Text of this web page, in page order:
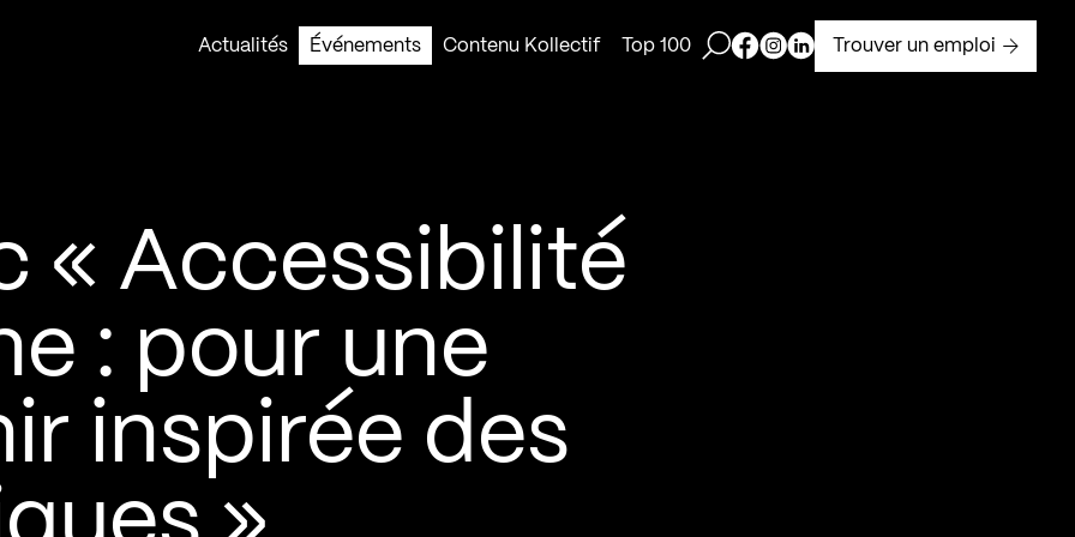
Actualités
Événements Contenu Kollectif Top 100 Ouvrir la barre de recherche
Page Facebook de Kollectif
Page Instagram de Kollectif
Page Linkedin de Kollectif
Trouver un emploi
« Accessibilité
: pour une
inspirée des